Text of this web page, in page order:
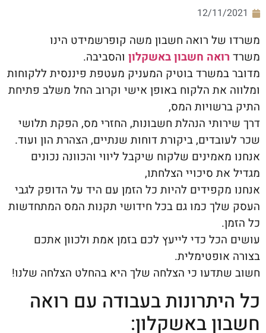
12/11/2021
משרדו של רואה חשבון משה קופרשמידט הינו
משרד רואה חשבון באשקלון והסביבה.
מדובר במשרד בוטיק המעניק מעטפת פיננסית ללקוחות
ומלווה את הלקוח באופן אישי וקרוב החל משלב פתיחת
התיק ברשויות המס,
דרך שירותי הנהלת חשבונות, החזרי מס, הפקת תלושי
שכר לעובדים, ביקורת דוחות שנתיים, הצהרת הון ועוד.
אנחנו מאמינים שלקוח שיקבל ליווי והכוונה נכונים
מגדיל את סיכויי הצלחתו,
אנחנו מקפידים להיות כל הזמן עם היד על הדופק לגבי
העסק שלך כמו גם בכל חידושי תקנות המס המתחדשות
כל הזמן.
עושים הכל כדי לייעץ לכם בזמן אמת ולכוון אתכם
בצורה אופטימלית.
חשוב שתדעו כי הצלחה שלך היא בהחלט הצלחה שלנו!
כל היתרונות בעבודה עם רואה
חשבון באשקלון: